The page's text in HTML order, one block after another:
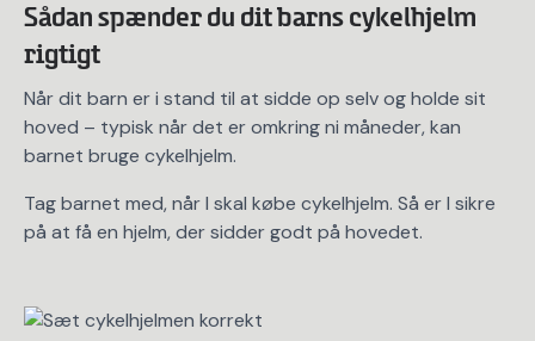
Sådan spænder du dit barns cykelhjelm
rigtigt
Når dit barn er i stand til at sidde op selv og holde sit
hoved – typisk når det er omkring ni måneder, kan
barnet bruge cykelhjelm.
Tag barnet med, når I skal købe cykelhjelm. Så er I sikre
på at få en hjelm, der sidder godt på hovedet.